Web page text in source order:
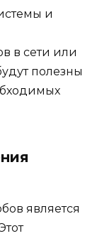
и
в сети или
полезны
является